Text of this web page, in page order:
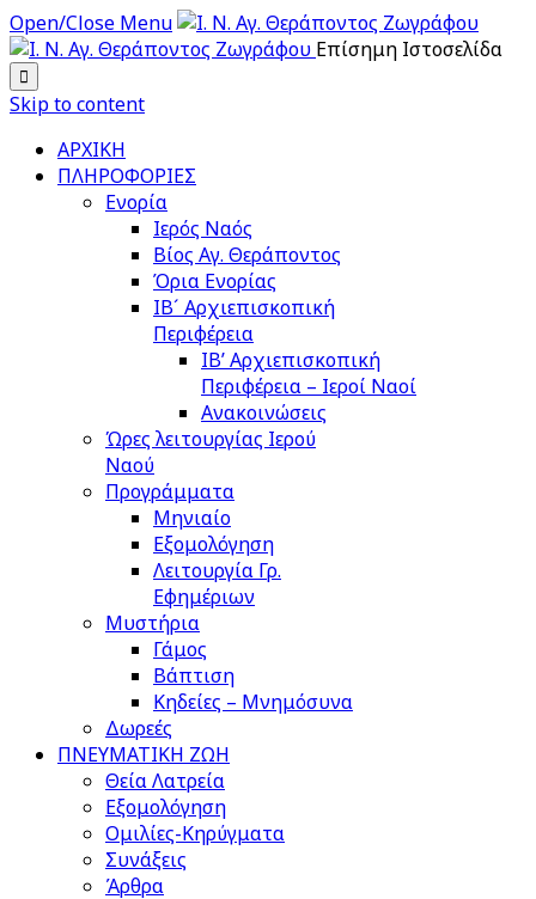
Open/Close Menu
Επίσημη Ιστοσελίδα

Skip to content
ΑΡΧΙΚΗ
ΠΛΗΡΟΦΟΡΙΕΣ
Ενορία
Ιερός Ναός
Βίος Αγ. Θεράποντος
Όρια Ενορίας
ΙΒ´ Αρχιεπισκοπική
Περιφέρεια
ΙΒ’ Αρχιεπισκοπική
Περιφέρεια – Ιεροί Ναοί
Ανακοινώσεις
Ώρες λειτουργίας Ιερού
Ναού
Προγράμματα
Μηνιαίο
Εξομολόγηση
Λειτουργία Γρ.
Εφημέριων
Μυστήρια
Γάμος
Βάπτιση
Κηδείες – Μνημόσυνα
Δωρεές
ΠΝΕΥΜΑΤΙΚΗ ΖΩΗ
Θεία Λατρεία
Εξομολόγηση
Ομιλίες-Κηρύγματα
Συνάξεις
Άρθρα